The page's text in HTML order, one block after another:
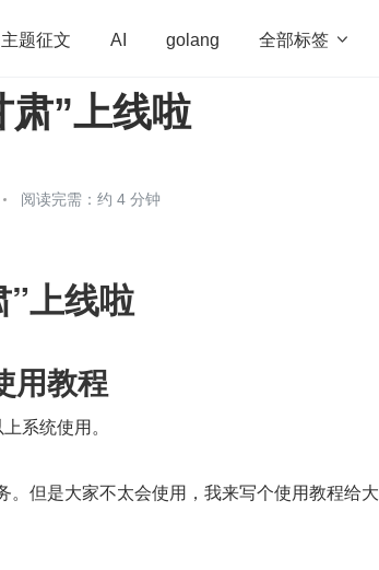
主题征文 AI golang 全部标签 
算法 学习方法
肃”上线啦
阅读完需：约 4 分钟
上线啦
用教程
系统使用。
。但是大家不太会使用，我来写个使用教程给大